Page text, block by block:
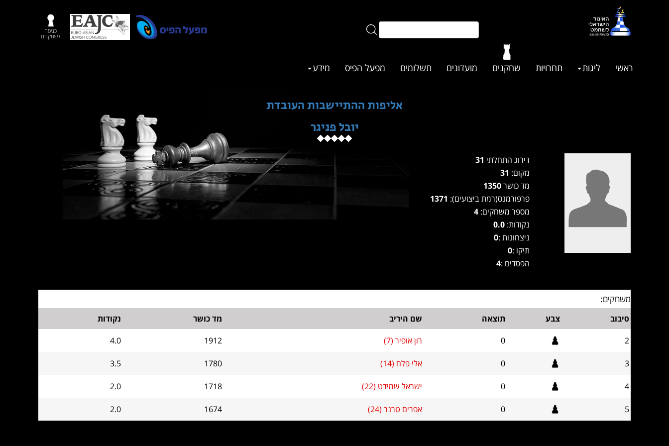
כניסה
לשחקנים
ראשי ליגות תחרויות שחקנים מועדונים תשלומים מפעל הפיס מידע
אליפות ההתיישבות העובדת
יובל פניגר
דירוג התחלתי
מקום:
מד כושר1350
פרפורמנס(רמת ביצועים):
מספר משחקים: 4
נקודות:0.0
ניצחונות :0
תיקו :0
הפסדים :4
משחקים:
סיבוב צבע תוצאה שם היריב מד כושר
נקודות
2
0 רון אופיר (7) 1912
4.0
3
0 אלי פלח (14) 1780
3.5
4
0 ישראל שמידט (22) 1718
2.0
5
0 אפרים טרנר (24) 1674
2.0